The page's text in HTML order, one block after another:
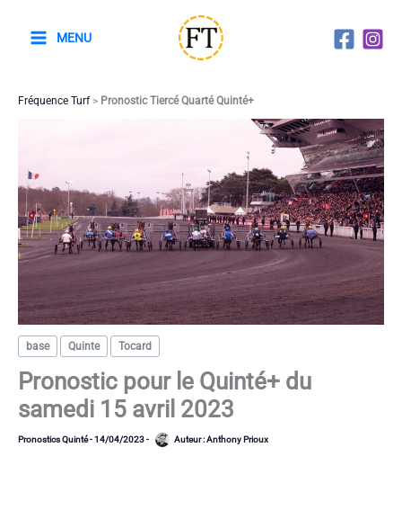
MENU
Fréquence Turf> Pronostic Tiercé Quarté Quinté+
base Quinte Tocard
Pronostic pour le Quinté+ du
samedi 15 avril 2023
Pronostics Quinté-14/04/2023- Auteur :Anthony Prioux